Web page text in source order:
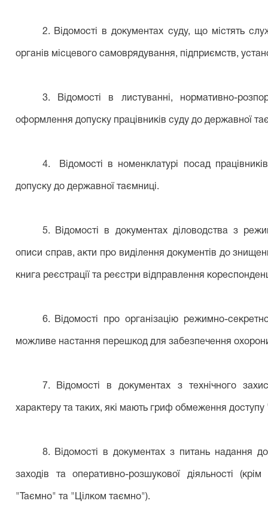
2. Відомості в документах суду, що містять
органів місцевого самоврядування, підприємств,
3. Відомості в листуванні, нормативно-
оформлення допуску працівників суду до державної
4. Відомості в номенклатурі посад
допуску до державної таємниці.
5. Відомості в документах діловодства з
описи справ, акти про виділення документів до
книга реєстрації та реєстри відправлення
6. Відомості про організацію режимно-
можливе настання перешкод для забезпечення
7. Відомості в документах з технічного
характеру та таких, які мають гриф обмеження
8. Відомості в документах з питань надання
заходів та оперативно-розшукової діяльності
"Таємно" та "Цілком таємно").